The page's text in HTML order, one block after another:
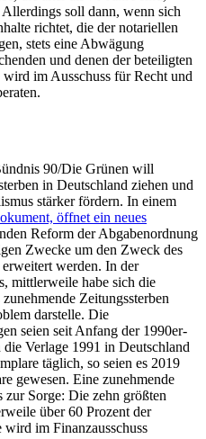
soll dann, wenn sich
richtet, die der notariellen
stets eine Abwägung
und denen der beteiligten
im Ausschuss für Recht und
90/Die Grünen will
in Deutschland ziehen und
stärker fördern. In einem
öffnet ein neues
Reform der Abgabenordnung
Zwecke um den Zweck des
werden. In der
mittlerweile habe sich die
Zeitungssterben
darstelle. Die
seien seit Anfang der 1990er-
Verlage 1991 in Deutschland
täglich, so seien es 2019
gewesen. Eine zunehmende
Sorge: Die zehn größten
über 60 Prozent der
wird im Finanzausschuss